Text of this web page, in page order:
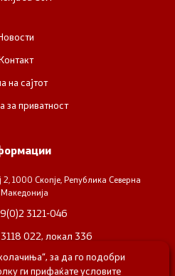
на сајтот
за приватност
1000 Скопје, Република Северна
Македонија
3121-046
022, локал 336
за да го подобри
ги прифаќате условите